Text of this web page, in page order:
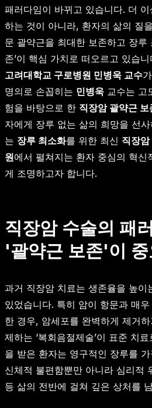
패러다임이 바뀌고 있습니다. 더
하는 것이 아니라, 환자의 삶의 질
문 괄약근을 최대한 보존하고 장루
존’이 핵심 가치로 떠오르고 있습
고려대학교 구로병원 민병욱 교수
명의로 손꼽히는 민병욱 교수는 고
험을 바탕으로 한 직장암 괄약근 보
자에게 장루 없는 삶의 희망을 선
는 장루 최소화를 위한 최신 직장
원에서 펼쳐지는 환자 중심의 혁신
게 조명하고자 합니다.
직장암 수술의 패
'괄약근 보존'이
과거 직장암 치료는 생존율을 높이
있었습니다. 특히 암이 항문과 매
한 경우, 암세포를 완벽하게 제거
제하는 ‘복회음절제술’이 표준 치
을 받은 환자는 영구적인 장루를
신체적 불편함뿐만 아니라 심리적
등 삶의 전반에 걸쳐 깊은 상처를